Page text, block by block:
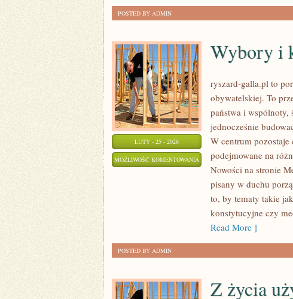
POSTED BY ADMIN
LUTY - 25 - 2026
MOŻLIWOŚĆ KOMENTOWANIA WYBORY
KAMPANIE
Wybory i
ryszard-galla.pl to
obywatelskiej. To
państwa i wspólnoty,
jednocześnie
W centrum
podejmowane na
Nowości na stronie
pisany w duchu
to, by tematy takie
konstytucyjne czy
Read More ]
POSTED BY ADMIN
Z życia